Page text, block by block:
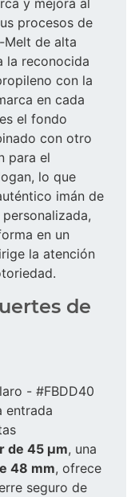
procesos de
Melt de alta
la reconocida
con la
en cada
el fondo
con otro
para el
lo que
imán de
en un
la atención
de
- #FBDD40
entrada
de 45 µm, una
48 mm, ofrece
seguro de